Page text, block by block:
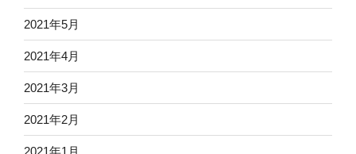
2021年5月
2021年4月
2021年3月
2021年2月
2021年1月